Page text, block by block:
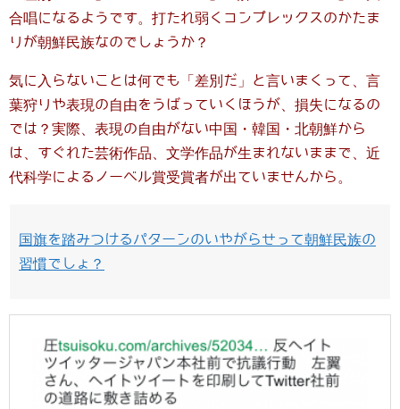
合唱になるようです。打たれ弱くコンプレックスのかたま
りが朝鮮民族なのでしょうか？
気に入らないことは何でも「差別だ」と言いまくって、言
葉狩りや表現の自由をうばっていくほうが、損失になるの
では？実際、表現の自由がない中国・韓国・北朝鮮から
は、すぐれた芸術作品、文学作品が生まれないままで、近
代科学によるノーベル賞受賞者が出ていませんから。
国旗を踏みつけるパターンのいやがらせって朝鮮民族の
習慣でしょ？